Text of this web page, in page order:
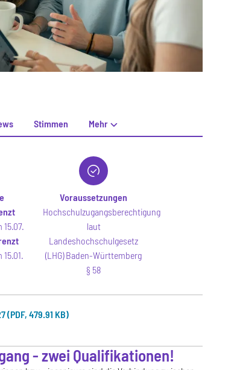
Stimmen
Mehr
Voraussetzungen
Hochschulzugangsberechtigung
laut
Landeshochschulgesetz
(LHG) Baden-Württemberg
§ 58
479.91 KB)
- zwei Qualifikationen!